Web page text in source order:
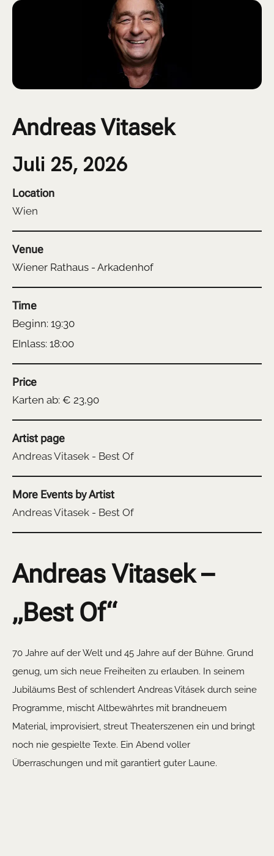
Andreas Vitasek
Juli 25, 2026
Location
Wien
Venue
Wiener Rathaus - Arkadenhof
Time
Beginn: 19:30
EInlass: 18:00
Price
Karten ab: € 23,90
Artist page
Andreas Vitasek - Best Of
More Events by Artist
Andreas Vitasek - Best Of
Andreas Vitasek –
„Best Of“
70 Jahre auf der Welt und 45 Jahre auf der Bühne. Grund
genug, um sich neue Freiheiten zu erlauben. In seinem
Jubiläums Best of schlendert Andreas Vitásek durch seine
Programme, mischt Altbewährtes mit brandneuem
Material, improvisiert, streut Theaterszenen ein und bringt
noch nie gespielte Texte. Ein Abend voller
Überraschungen und mit garantiert guter Laune.